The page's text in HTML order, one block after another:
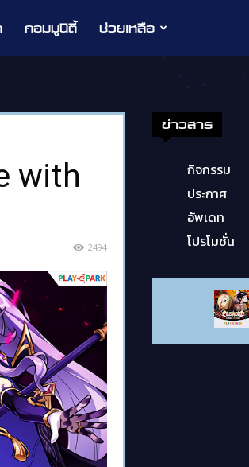
คอมมูนิตี้ ช่วยเหลือ
with
2494
ข่าวสาร
กิจกรรม
ประกาศ
อัพเดท
โปรโมชั่น